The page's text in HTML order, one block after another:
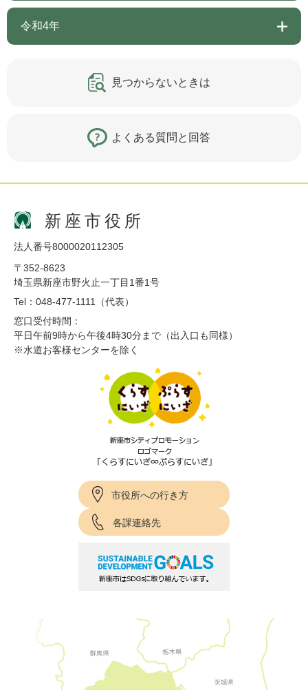
令和4年
見つからないときは
よくある質問と回答
新座市役所
法人番号8000020112305
〒352-8623
埼玉県新座市野火止一丁目1番1号
Tel：048-477-1111（代表）
窓口受付時間：
平日午前9時から午後4時30分まで（出入口も同様）
※水道お客様センターを除く
市役所への行き方
各課連絡先